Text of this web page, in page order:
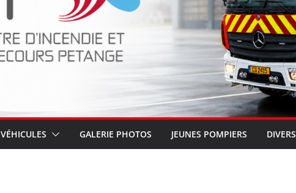
VÉHICULES GALERIE PHOTOS JEUNES POMPIERS DIVERS